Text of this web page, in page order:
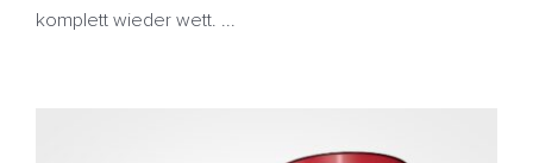
komplett wieder wett. ...